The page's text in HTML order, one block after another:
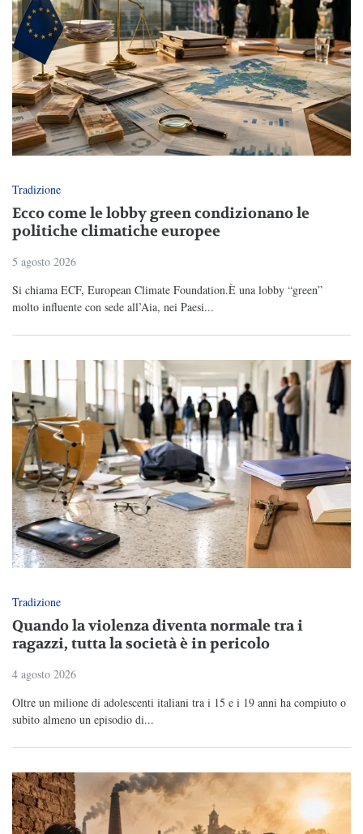
Tradizione
Ecco come le lobby green condizionano le
politiche climatiche europee
5 agosto 2026
Si chiama ECF, European Climate Foundation.È una lobby “green”
molto influente con sede all’Aia, nei Paesi...
Tradizione
Quando la violenza diventa normale tra i
ragazzi, tutta la società è in pericolo
4 agosto 2026
Oltre un milione di adolescenti italiani tra i 15 e i 19 anni ha compiuto o
subito almeno un episodio di...